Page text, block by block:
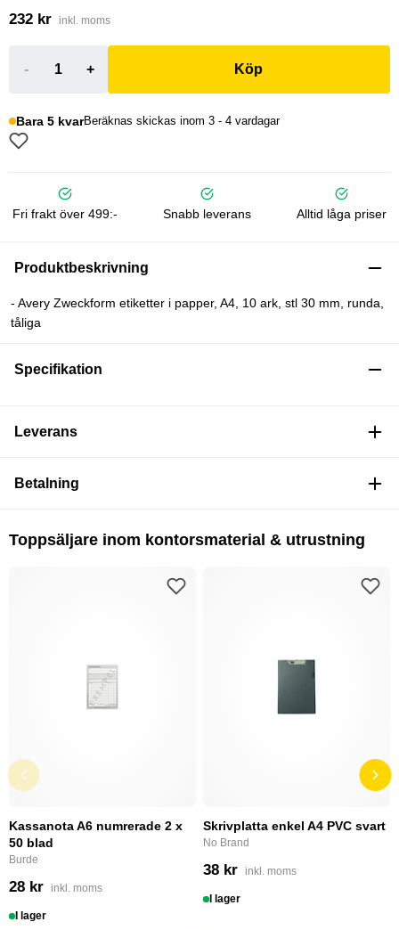
232 kr inkl. moms
- + Köp
Bara 5 kvarBeräknas skickas inom 3 - 4 vardagar
Fri frakt över 499:- Snabb leverans Alltid låga priser
Produktbeskrivning
- Avery Zweckform etiketter i papper, A4, 10 ark, stl 30 mm, runda,
tåliga
Specifikation
Leverans
Betalning
Toppsäljare inom kontorsmaterial & utrustning
Kassanota A6 numrerade 2 x
50 blad
Burde
28 kr inkl. moms
I lager
Skrivplatta enkel A4 PVC svart
No Brand
38 kr inkl. moms
I lager